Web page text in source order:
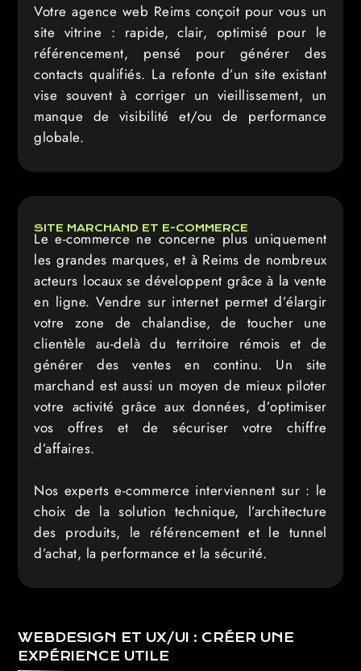
Votre agence web Reims conçoit pour vous un
site vitrine : rapide, clair, optimisé pour le
référencement, pensé pour générer des
contacts qualifiés. La refonte d’un site existant
vise souvent à corriger un vieillissement, un
manque de visibilité et/ou de performance
globale.
SITE MARCHAND ET E-COMMERCE
Le e-commerce ne concerne plus uniquement
les grandes marques, et à Reims de nombreux
acteurs locaux se développent grâce à la vente
en ligne. Vendre sur internet permet d’élargir
votre zone de chalandise, de toucher une
clientèle au-delà du territoire rémois et de
générer des ventes en continu. Un site
marchand est aussi un moyen de mieux piloter
votre activité grâce aux données, d’optimiser
vos offres et de sécuriser votre chiffre
d’affaires.
Nos experts e-commerce interviennent sur : le
choix de la solution technique, l’architecture
des produits, le référencement et le tunnel
d’achat, la performance et la sécurité.
WEBDESIGN ET UX/UI : CRÉER UNE
EXPÉRIENCE UTILE